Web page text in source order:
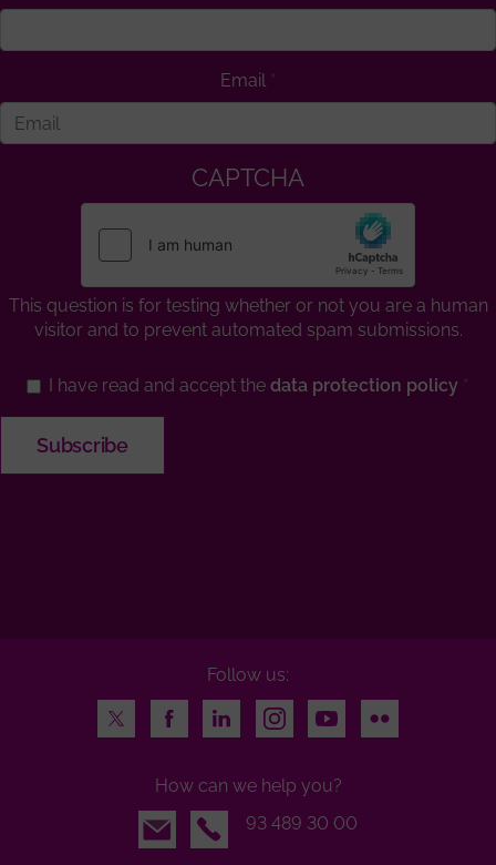
Email
CAPTCHA
This question is for testing whether or not you are a human
visitor and to prevent automated spam submissions.
I have read and accept the data protection policy
Follow us:
Twitter
FacebookLinkedInInstagramYoutubeFlickr
How can we help you?
Email
93 489 30 00